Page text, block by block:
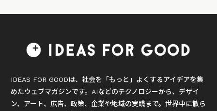
IDEAS FOR GOODは、社会を「もっと」よくするアイデアを集
めたウェブマガジンです。AIなどのテクノロジーから、デザイ
ン、アート、広告、政策、企業や地域の実践まで。世界中に散ら